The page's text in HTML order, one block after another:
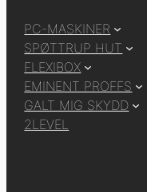
PC-MASKINER
SPØTTRUP HUT
FLEXIBOX
EMINENT PROFFS
GALT MIG SKYDD
2LEVEL